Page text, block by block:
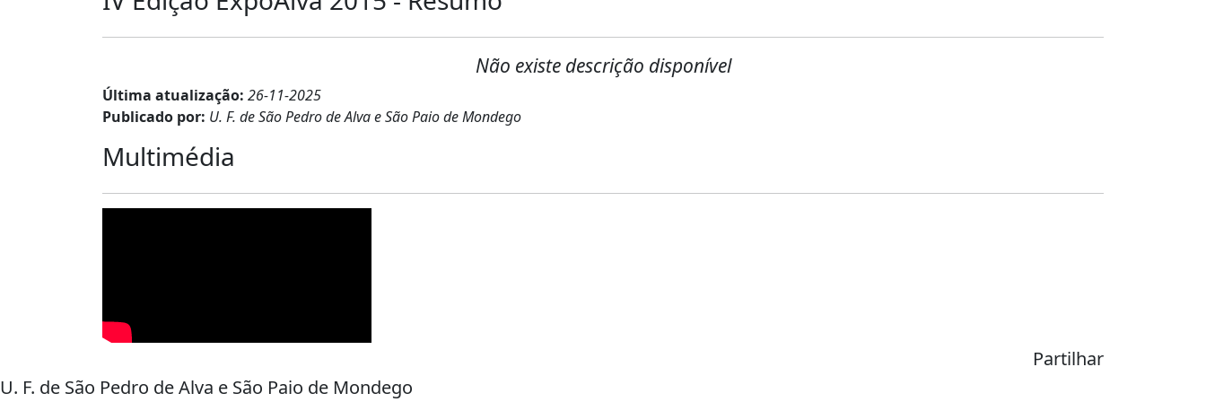
Não existe descrição disponível
Última atualização: 26-11-2025
Publicado por: U. F. de São Pedro de Alva e São Paio de Mondego
Multimédia
Partilhar
U. F. de São Pedro de Alva e São Paio de Mondego